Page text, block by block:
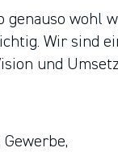
genauso wohl
Wir sind
und